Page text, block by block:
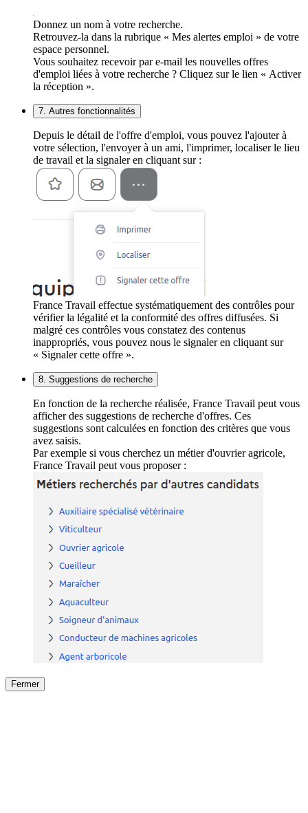
Donnez un nom à votre recherche.
Retrouvez-la dans la rubrique « Mes alertes emploi » de votre
espace personnel.
Vous souhaitez recevoir par e-mail les nouvelles offres
d'emploi liées à votre recherche ? Cliquez sur le lien « Activer
la réception ».
7. Autres fonctionnalités
Depuis le détail de l'offre d'emploi, vous pouvez l'ajouter à
votre sélection, l'envoyer à un ami, l'imprimer, localiser le lieu
de travail et la signaler en cliquant sur :
France Travail effectue systématiquement des contrôles pour
vérifier la légalité et la conformité des offres diffusées. Si
malgré ces contrôles vous constatez des contenus
inappropriés, vous pouvez nous le signaler en cliquant sur
« Signaler cette offre ».
8. Suggestions de recherche
En fonction de la recherche réalisée, France Travail peut vous
afficher des suggestions de recherche d'offres. Ces
suggestions sont calculées en fonction des critères que vous
avez saisis.
Par exemple si vous cherchez un métier d'ouvrier agricole,
France Travail peut vous proposer :
Fermer